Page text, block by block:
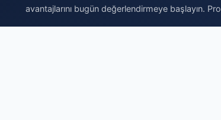
avantajlarını bugün değerlendirmeye başlayın.